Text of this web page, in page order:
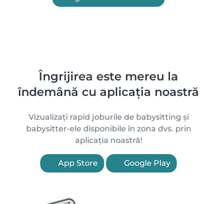
Îngrijirea este mereu la
îndemână cu aplicația noastră
Vizualizați rapid joburile de babysitting și
babysitter-ele disponibile în zona dvs. prin
aplicația noastră!
App Store Google Play